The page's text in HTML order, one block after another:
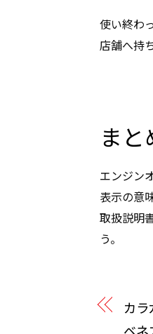
使い終わ
店舗へ持
まと
エンジン
表示の意
取扱説明
う。
カ